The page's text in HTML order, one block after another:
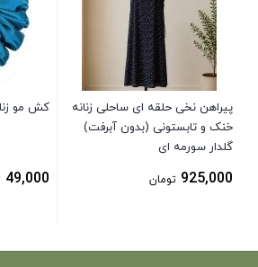
پیراهن نخی حلقه ای ساحلی زنانه
خنک و تابستونی (بدون آبرفت)
گلدار سورمه ای
925,000 تومان
کش مو
49,000